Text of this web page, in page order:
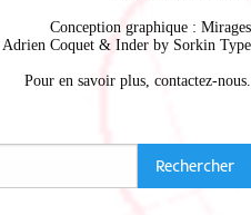
Conception graphique : Mirages
Adrien Coquet & Inder by Sorkin Type
Pour en savoir plus, contactez-nous